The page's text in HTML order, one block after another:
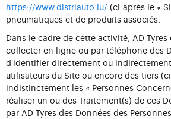
https://www.distriauto.lu/ (ci-après le «
pneumatiques et de produits associés.
Dans le cadre de cette activité, AD Tyres
collecter en ligne ou par téléphone des
d'identifier directement ou
utilisateurs du Site ou encore des tiers
indistinctement les « Personnes
réaliser un ou des Traitement(s) de ces
par AD Tyres des Données des